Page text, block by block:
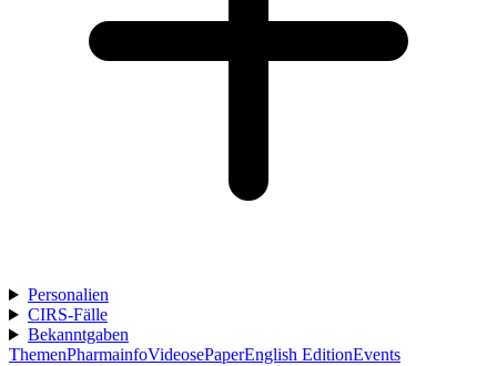
Personalien
CIRS-Fälle
Bekanntgaben
ThemenPharmainfoVideosePaperEnglish EditionEvents